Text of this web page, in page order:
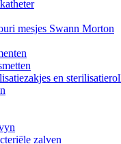
mesjes Swann Morton
en
zalven